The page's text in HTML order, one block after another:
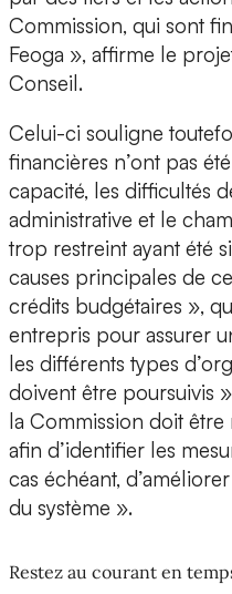
Commission, qui sont
Feoga », affirme le
Conseil.
Celui-ci souligne
financières n’ont pas
capacité, les difficultés
administrative et le
trop restreint ayant été
causes principales de
crédits budgétaires »,
entrepris pour assurer
les différents types
doivent être poursuivis
la Commission doit
afin d’identifier les
cas échéant,
du système ».
Restez au courant en